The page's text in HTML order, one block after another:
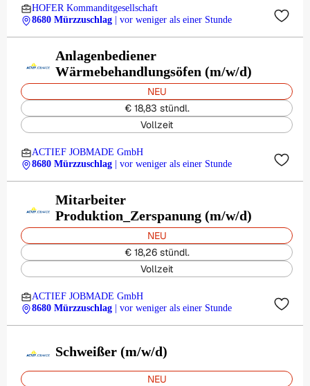
HOFER Kommanditgesellschaft
8680 Mürzzuschlag
| vor weniger als einer Stunde
Anlagenbediener
Wärmebehandlungsöfen (m/w/d)
NEU
€ 18,83 stündl.
Vollzeit
ACTIEF JOBMADE GmbH
8680 Mürzzuschlag
| vor weniger als einer Stunde
Mitarbeiter
Produktion_Zerspanung (m/w/d)
NEU
€ 18,26 stündl.
Vollzeit
ACTIEF JOBMADE GmbH
8680 Mürzzuschlag
| vor weniger als einer Stunde
Schweißer (m/w/d)
NEU